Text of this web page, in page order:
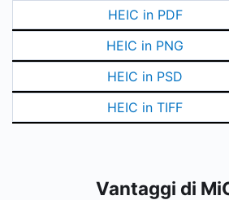
HEIC in PDF
HEIC in PNG
HEIC in PSD
HEIC in TIFF
Vantaggi di